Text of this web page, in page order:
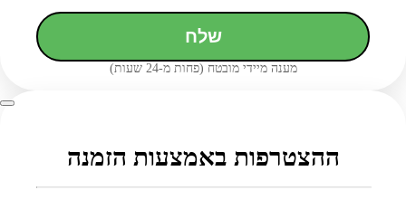
שלח
מענה מיידי מובטח (פחות מ-24 שעות)
ההצטרפות באמצעות הזמנה